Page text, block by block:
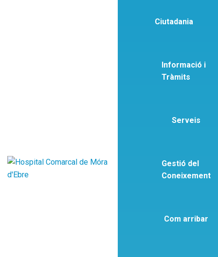
Ciutadania
Informació i
Tràmits
Serveis
Gestió del
Coneixement
Com arribar